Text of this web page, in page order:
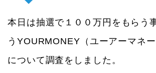
本日は抽選で１００万円をもらう
うYOURMONEY（ユーアーマネ
について調査をしました。